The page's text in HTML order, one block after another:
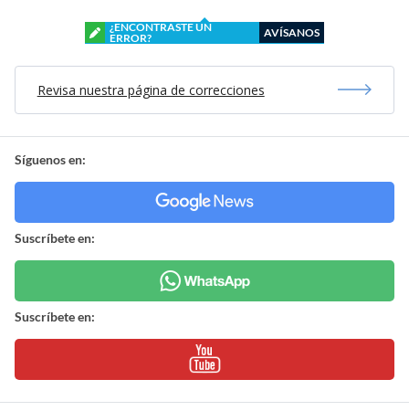
¿ENCONTRASTE UN
ERROR?
AVÍSANOS
Revisa nuestra página de correcciones
Síguenos en:
Suscríbete en:
Suscríbete en: